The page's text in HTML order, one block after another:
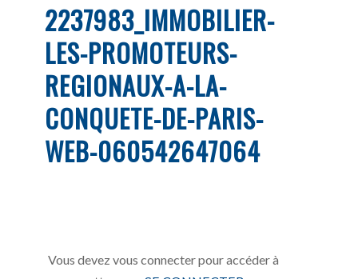
2237983_IMMOBILIER-
LES-PROMOTEURS-
REGIONAUX-A-LA-
CONQUETE-DE-PARIS-
WEB-060542647064
Vous devez vous connecter pour accéder à